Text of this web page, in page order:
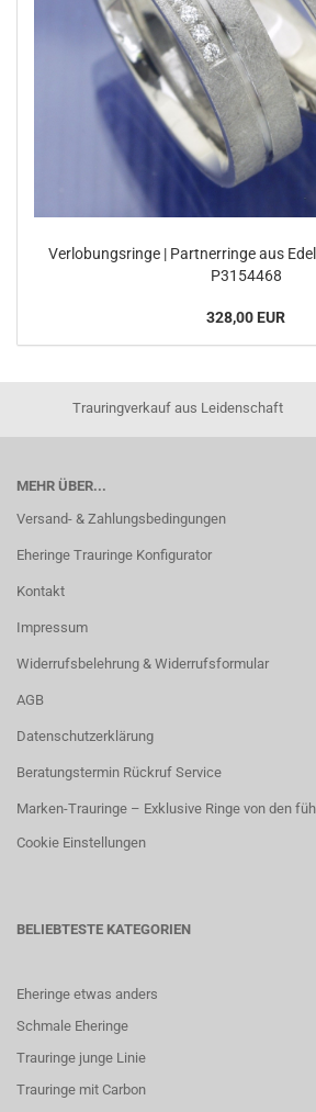
Verlobungsringe | Partnerringe aus
P3154468
328,00 EUR
Trauringverkauf aus Leidenschaft
MEHR ÜBER...
Versand- & Zahlungsbedingungen
Eheringe Trauringe Konfigurator
Kontakt
Impressum
Widerrufsbelehrung & Widerrufsformular
AGB
Datenschutzerklärung
Beratungstermin Rückruf Service
Marken-Trauringe – Exklusive Ringe von den
Cookie Einstellungen
BELIEBTESTE KATEGORIEN
Eheringe etwas anders
Schmale Eheringe
Trauringe junge Linie
Trauringe mit Carbon